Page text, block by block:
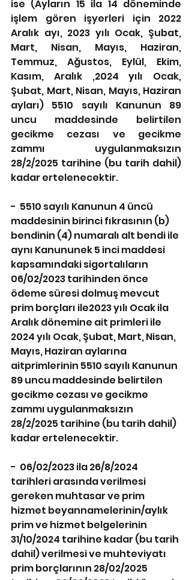
ise (Ayların 15 ila 14 döneminde
işlem gören işyerleri için 2022
Aralık ayı, 2023 yılı Ocak, Şubat,
Mart, Nisan, Mayıs, Haziran,
Temmuz, Ağustos, Eylül, Ekim,
Kasım, Aralık ,2024 yılı Ocak,
Şubat, Mart, Nisan, Mayıs, Haziran
ayları) 5510 sayılı Kanunun 89
uncu maddesinde belirtilen
gecikme cezası ve gecikme
zammı uygulanmaksızın
28/2/2025 tarihine (bu tarih dahil)
kadar ertelenecektir.
-  5510 sayılı Kanunun 4 üncü
maddesinin birinci fıkrasının (b)
bendinin (4) numaralı alt bendi ile
aynı Kanununek 5 inci maddesi
kapsamındaki sigortalıların
06/02/2023 tarihinden önce
ödeme süresi dolmuş mevcut
prim borçları ile2023 yılı Ocak ila
Aralık dönemine ait primleri ile
2024 yılı Ocak, Şubat, Mart, Nisan,
Mayıs, Haziran aylarına
aitprimlerinin 5510 sayılı Kanunun
89 uncu maddesinde belirtilen
gecikme cezası ve gecikme
zammı uygulanmaksızın
28/2/2025 tarihine (bu tarih dahil)
kadar ertelenecektir.
-  06/02/2023 ila 26/8/2024
tarihleri arasında verilmesi
gereken muhtasar ve prim
hizmet beyannamelerinin/aylık
prim ve hizmet belgelerinin
31/10/2024 tarihine kadar (bu tarih
dahil) verilmesi ve muhteviyatı
prim borçlarının 28/02/2025